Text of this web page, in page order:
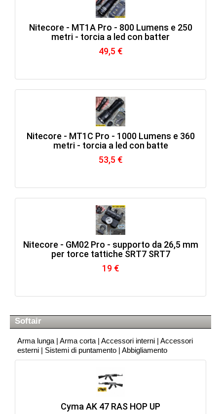
Nitecore - MT1A Pro - 800 Lumens e 250
metri - torcia a led con batter
49,5 €
Nitecore - MT1C Pro - 1000 Lumens e 360
metri - torcia a led con batte
53,5 €
Nitecore - GM02 Pro - supporto da 26,5 mm
per torce tattiche SRT7 SRT7
19 €
Softair
Arma lunga | Arma corta | Accessori interni | Accessori
esterni | Sistemi di puntamento | Abbigliamento
Cyma AK 47 RAS HOP UP